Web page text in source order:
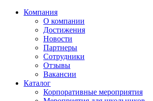
Компания
О компании
Достижения
Новости
Партнеры
Сотрудники
Отзывы
Вакансии
Каталог
Корпоративные мероприятия